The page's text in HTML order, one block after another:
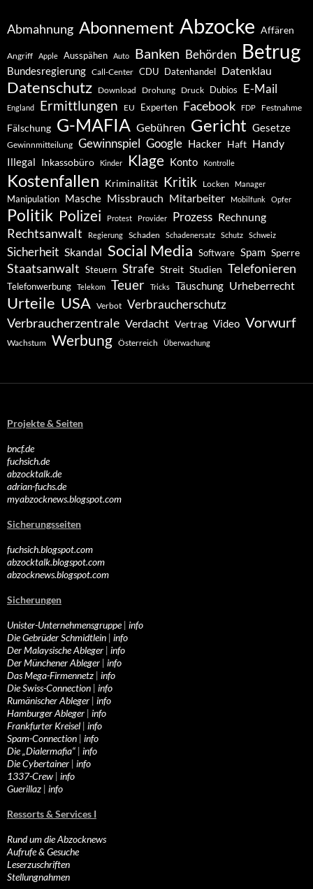
Abmahnung Abonnement Abzocke Affären
Angriff Apple Ausspähen Auto Banken Behörden Betrug
Bundesregierung Call-Center CDU Datenhandel Datenklau
Datenschutz Download Drohung Druck Dubios E-Mail
England Ermittlungen EU Experten Facebook FDP Festnahme
Fälschung G-MAFIA Gebühren Gericht Gesetze
Gewinnmitteilung Gewinnspiel Google Hacker Haft Handy
Illegal Inkassobüro Kinder Klage Konto Kontrolle
Kostenfallen Kriminalität Kritik Locken Manager
Manipulation Masche Missbrauch Mitarbeiter Mobilfunk Opfer
Politik Polizei Protest Provider Prozess Rechnung
Rechtsanwalt Regierung Schaden Schadenersatz Schutz Schweiz
Sicherheit Skandal Social Media Software Spam Sperre
Staatsanwalt Steuern Strafe Streit Studien Telefonieren
Telefonwerbung Telekom Teuer Tricks Täuschung Urheberrecht
Urteile USA Verbot Verbraucherschutz
Verbraucherzentrale Verdacht Vertrag Video Vorwurf
Wachstum Werbung Österreich Überwachung
Projekte & Seiten
bncf.de
fuchsich.de
abzocktalk.de
adrian-fuchs.de
myabzocknews.blogspot.com
Sicherungsseiten
fuchsich.blogspot.com
abzocktalk.blogspot.com
abzocknews.blogspot.com
Sicherungen
Unister-Unternehmensgruppe| info
Die Gebrüder Schmidtlein | info
Der Malaysische Ableger | info
Der Münchener Ableger | info
Das Mega-Firmennetz | info
Die Swiss-Connection | info
Rumänischer Ableger | info
Hamburger Ableger | info
Frankfurter Kreisel | info
Spam-Connection | info
Die „Dialermafia“ | info
Die Cybertainer | info
1337-Crew | info
Guerillaz | info
Ressorts & Services I
Rund um die Abzocknews
Aufrufe & Gesuche
Leserzuschriften
Stellungnahmen